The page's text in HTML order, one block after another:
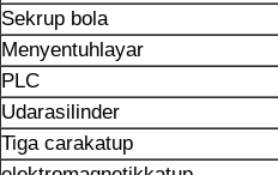
Sekrup bola
Menyentuhlayar
PLC
Udarasilinder
Tiga carakatup